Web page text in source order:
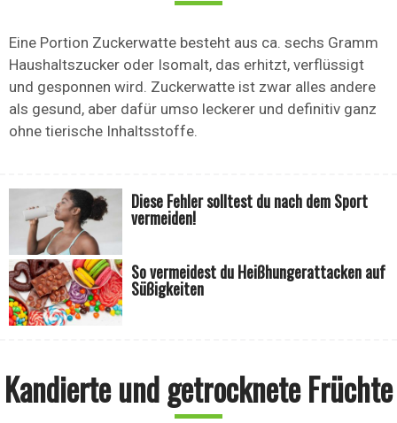
Eine Portion Zuckerwatte besteht aus ca. sechs Gramm
Haushaltszucker oder Isomalt, das erhitzt, verflüssigt
und gesponnen wird. Zuckerwatte ist zwar alles andere
als gesund, aber dafür umso leckerer und definitiv ganz
ohne tierische Inhaltsstoffe.
Diese Fehler solltest du nach dem Sport
vermeiden!
So vermeidest du Heißhungerattacken auf
Süßigkeiten
Kandierte und getrocknete Früchte